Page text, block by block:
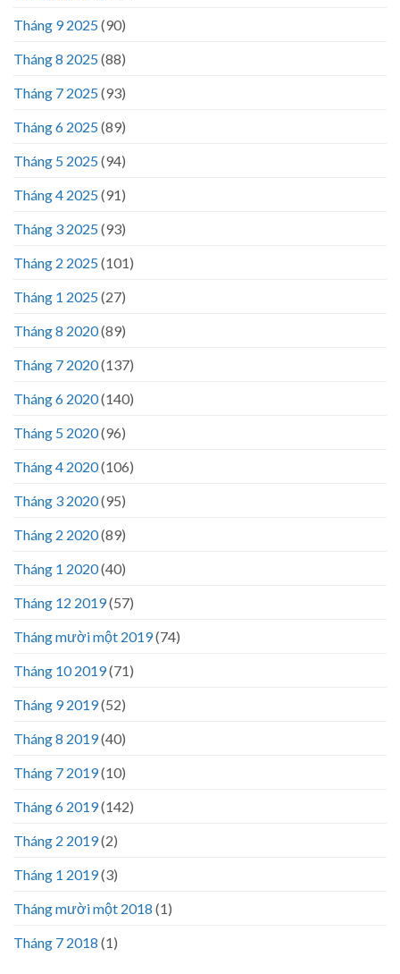
Tháng 9 2025(90)
Tháng 8 2025(88)
Tháng 7 2025(93)
Tháng 6 2025(89)
Tháng 5 2025(94)
Tháng 4 2025(91)
Tháng 3 2025(93)
Tháng 2 2025(101)
Tháng 1 2025(27)
Tháng 8 2020(89)
Tháng 7 2020(137)
Tháng 6 2020(140)
Tháng 5 2020(96)
Tháng 4 2020(106)
Tháng 3 2020(95)
Tháng 2 2020(89)
Tháng 1 2020(40)
Tháng 12 2019(57)
Tháng mười một 2019(74)
Tháng 10 2019(71)
Tháng 9 2019(52)
Tháng 8 2019(40)
Tháng 7 2019(10)
Tháng 6 2019(142)
Tháng 2 2019(2)
Tháng 1 2019(3)
Tháng mười một 2018 (1)
Tháng 7 2018 (1)